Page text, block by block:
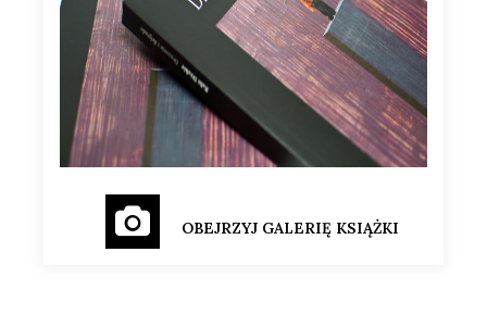
OBEJRZYJ GALERIĘ KSIĄŻKI